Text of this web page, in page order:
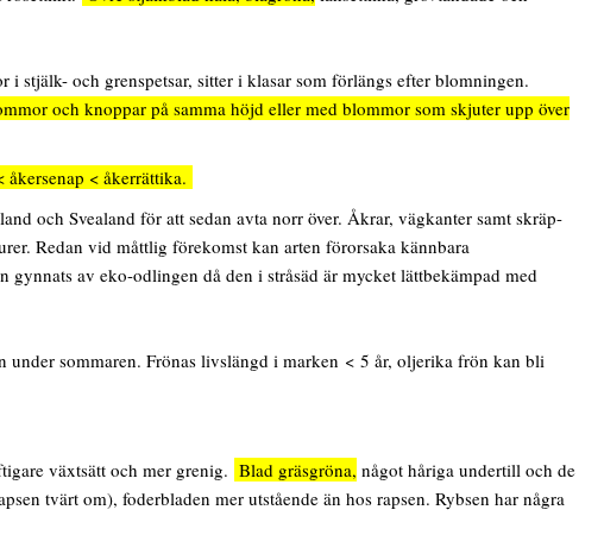
i stjälk- och grenspetsar, sitter i klasar som förlängs efter blomningen.
och knoppar på samma höjd eller med blommor som skjuter upp över
åkersenap < åkerrättika.
och Svealand för att sedan avta norr över. Åkrar, vägkanter samt skräp-
Redan vid måttlig förekomst kan arten förorsaka kännbara
av eko-odlingen då den i stråsäd är mycket lättbekämpad med
sommaren. Frönas livslängd i marken < 5 år, oljerika frön kan bli
växtsätt och mer grenig. Blad gräsgröna, något håriga undertill och de
tvärt om), foderbladen mer utstående än hos rapsen. Rybsen har några